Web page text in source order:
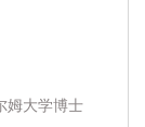
姆大学博士